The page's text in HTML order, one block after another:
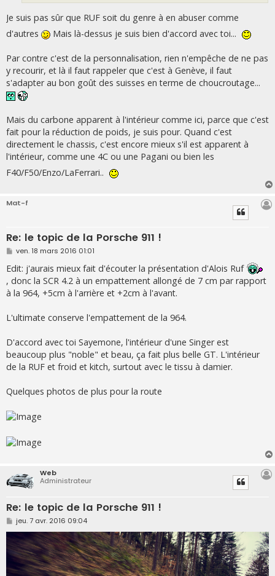
Je suis pas sûr que RUF soit du genre à en abuser comme
d'autres
Mais là-dessus je suis bien d'accord avec toi...
Par contre c'est de la personnalisation, rien n'empêche de ne pas
y recourir, et là il faut rappeler que c'est à Genève, il faut
s'adapter au bon goût des suisses en terme de choucroutage...
Mais du carbone apparent à l'intérieur comme ici, parce que c'est
fait pour la réduction de poids, je suis pour. Quand c'est
directement le chassis, c'est encore mieux s'il est apparent à
l'intérieur, comme une 4C ou une Pagani ou bien les
F40/F50/Enzo/LaFerrari..
Mat-f
Re: le topic de la Porsche 911 !
M
s
s
a
g
e
ven. 18 mars 2016 01:01
Edit: j'aurais mieux fait d'écouter la présentation d'Alois Ruf
, donc la SCR 4.2 à un empattement allongé de 7 cm par rapport
à la 964, +5cm à l'arrière et +2cm à l'avant.
L'ultimate conserve l'empattement de la 964.
D'accord avec toi Sayemone, l'intérieur d'une Singer est
beaucoup plus "noble" et beau, ça fait plus belle GT. L'intérieur
de la RUF et froid et kitch, surtout avec le tissu à damier.
Quelques photos de plus pour la route
Web
Administrateur
Re: le topic de la Porsche 911 !
M
e
s
a
g
e
jeu. 7 avr. 2016 09:04